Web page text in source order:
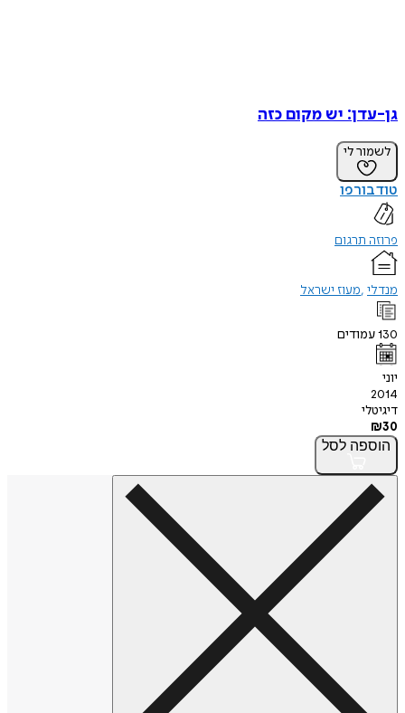
גן-עדן: יש מקום כזה
לשמור לי
טוד בורפו
פרוזה תרגום
מנדלי מעוז ישראל
130עמודים
יוני
2014
דיגיטלי
₪30
הוספה לסל